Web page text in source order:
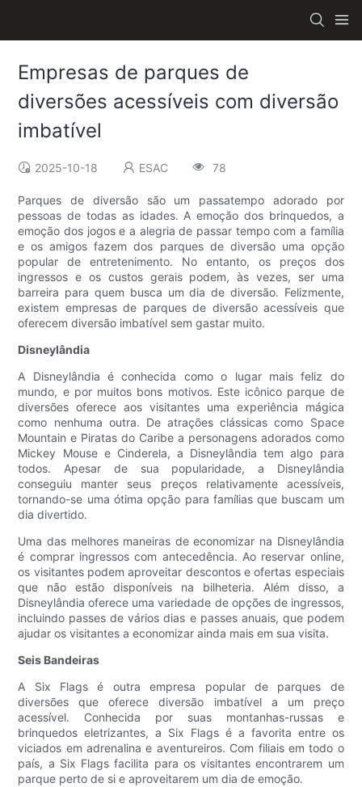
Empresas de parques de
diversões acessíveis com diversão
imbatível
2025-10-18 ESAC 78
Parques de diversão são um passatempo adorado por
pessoas de todas as idades. A emoção dos brinquedos, a
emoção dos jogos e a alegria de passar tempo com a família
e os amigos fazem dos parques de diversão uma opção
popular de entretenimento. No entanto, os preços dos
ingressos e os custos gerais podem, às vezes, ser uma
barreira para quem busca um dia de diversão. Felizmente,
existem empresas de parques de diversão acessíveis que
oferecem diversão imbatível sem gastar muito.
Disneylândia
A Disneylândia é conhecida como o lugar mais feliz do
mundo, e por muitos bons motivos. Este icônico parque de
diversões oferece aos visitantes uma experiência mágica
como nenhuma outra. De atrações clássicas como Space
Mountain e Piratas do Caribe a personagens adorados como
Mickey Mouse e Cinderela, a Disneylândia tem algo para
todos. Apesar de sua popularidade, a Disneylândia
conseguiu manter seus preços relativamente acessíveis,
tornando-se uma ótima opção para famílias que buscam um
dia divertido.
Uma das melhores maneiras de economizar na Disneylândia
é comprar ingressos com antecedência. Ao reservar online,
os visitantes podem aproveitar descontos e ofertas especiais
que não estão disponíveis na bilheteria. Além disso, a
Disneylândia oferece uma variedade de opções de ingressos,
incluindo passes de vários dias e passes anuais, que podem
ajudar os visitantes a economizar ainda mais em sua visita.
Seis Bandeiras
A Six Flags é outra empresa popular de parques de
diversões que oferece diversão imbatível a um preço
acessível. Conhecida por suas montanhas-russas e
brinquedos eletrizantes, a Six Flags é a favorita entre os
viciados em adrenalina e aventureiros. Com filiais em todo o
país, a Six Flags facilita para os visitantes encontrarem um
parque perto de si e aproveitarem um dia de emoção.